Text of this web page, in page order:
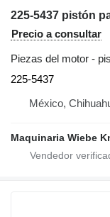
225-5437 pistón
Precio a consultar
Piezas del motor -
225-5437
México,
Maquinaria Wiebe